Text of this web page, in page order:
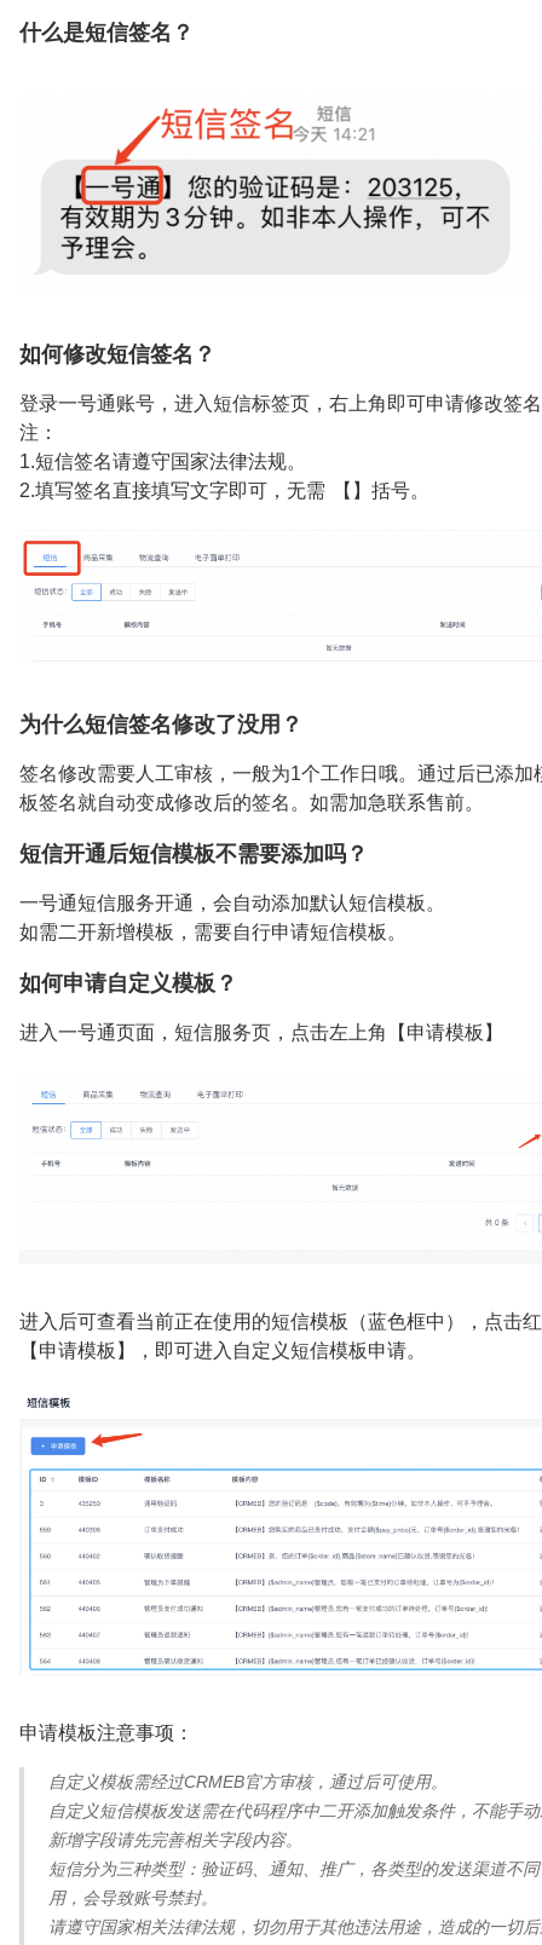
什么是短信签名？
如何修改短信签名？
登录一号通账号，进入短信标签页，右上角即可申请修改签
注：
1.短信签名请遵守国家法律法规。
2.填写签名直接填写文字即可，无需 【】括号。
为什么短信签名修改了没用？
签名修改需要人工审核，一般为1个工作日哦。通过后已添加
板签名就自动变成修改后的签名。如需加急联系售前。
短信开通后短信模板不需要添加吗？
一号通短信服务开通，会自动添加默认短信模板。
如需二开新增模板，需要自行申请短信模板。
如何申请自定义模板？
进入一号通页面，短信服务页，点击左上角【申请模板】
进入后可查看当前正在使用的短信模板（蓝色框中），点击
【申请模板】，即可进入自定义短信模板申请。
申请模板注意事项：
自定义模板需经过CRMEB官方审核，通过后可使用。
自定义短信模板发送需在代码程序中二开添加触发条件，不能手
新增字段请先完善相关字段内容。
短信分为三种类型：验证码、通知、推广，各类型的发送渠道不
用，会导致账号禁封。
请遵守国家相关法律法规，切勿用于其他违法用途，造成的一切